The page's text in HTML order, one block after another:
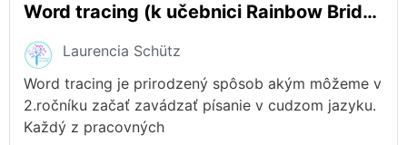
Word tracing (k učebnici Rainbow Bridge 2)
Laurencia Schütz
Word tracing je prirodzený spôsob akým môžeme v
2.ročníku začať zavádzať písanie v cudzom jazyku.
Každý z pracovných